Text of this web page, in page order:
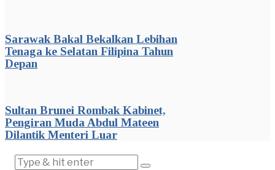
Sarawak Bakal Bekalkan Lebihan
Tenaga ke Selatan Filipina Tahun
Depan
Sultan Brunei Rombak Kabinet,
Pengiran Muda Abdul Mateen
Dilantik Menteri Luar